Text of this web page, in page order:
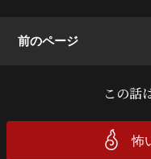
前のページ
この話
怖